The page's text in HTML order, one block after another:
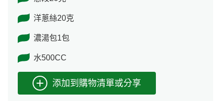
洋蔥絲20克
濃湯包1包
水500CC